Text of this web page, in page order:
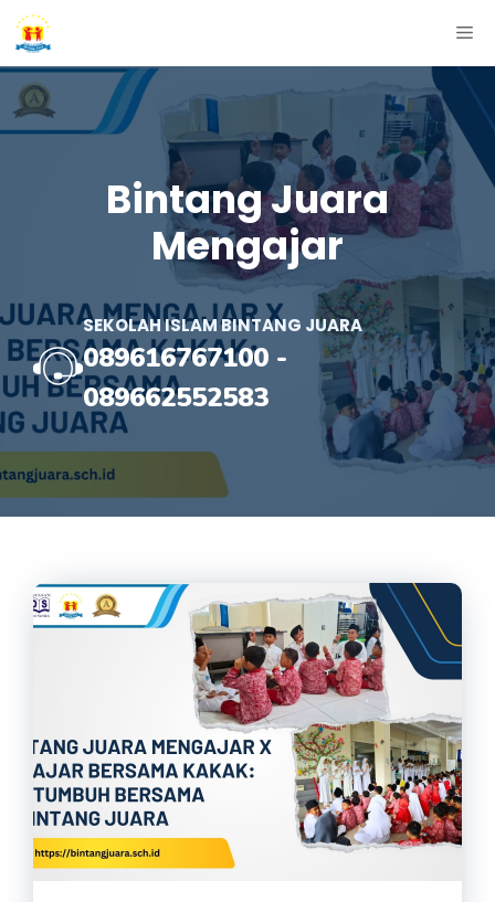
Skip
to
content
Bintang Juara
Mengajar
SEKOLAH ISLAM BINTANG JUARA
089616767100 -
089662552583